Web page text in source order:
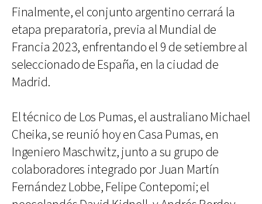
Finalmente, el conjunto argentino cerrará la
etapa preparatoria, previa al Mundial de
Francia 2023, enfrentando el 9 de setiembre al
seleccionado de España, en la ciudad de
Madrid.
El técnico de Los Pumas, el australiano Michael
Cheika, se reunió hoy en Casa Pumas, en
Ingeniero Maschwitz, junto a su grupo de
colaboradores integrado por Juan Martín
Fernández Lobbe, Felipe Contepomi; el